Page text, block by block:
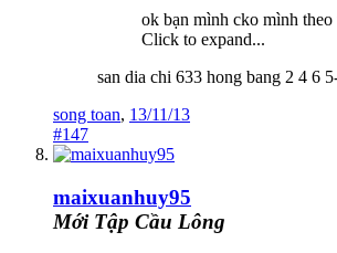
ok bạn mình cko mình
Click to expand...
san dia chi 633 hong bang 2 4 6
song toan, 13/11/13
#147
maixuanhuy95
Mới Tập Cầu Lông